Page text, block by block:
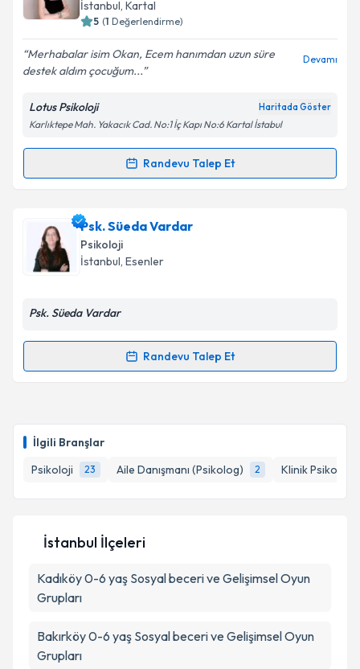
İlgili Branşlar
Psikoloji
23 Aile Danışmanı (Psikolog) 2 Klinik Psikolog
Kişisel verilerimin işlenmesine ilişkin
Aydınlatma
Metni'ni okudum ve kişisel verilerimin belirtilen
kapsamda işlenmesini kabul ediyorum.
İstanbul, Kartal
5 (1 Değerlendirme)
Merhabalar isim Okan, Ecem hanımdan uzun süre
destek aldım çocuğum...
Devamı
Lotus Psikoloji Haritada Göster
Karlıktepe Mah. Yakacık Cad. No:1 İç Kapı No:6 Kartal İstabul
Randevu Talep Et
Randevu Takvimi Talebi
Klinik Psikolog Ecem Sönmez Peçenek
randevu takvimi talebi oluşturun. Size bu uzmandan
randevu almanız için bir takvim hazırlandığında e-
posta ile bilgilendireceğiz.
Takvim Talebini Gönder
Psk. Süeda Vardar
Psikoloji
İstanbul, Esenler
Psk. Süeda Vardar
Randevu Talep Et
Randevu Takvimi Talebi
takvim hazırlandığında e-posta ile bilgilendireceğiz.
E-posta Adresiniz
Metni 'ni okudum ve kişisel verilerimin belirtilen
kapsamda işlenmesini kabul ediyorum.
Takvim Talebini Gönder
İstanbul İlçeleri
Kadıköy0-6 yaş Sosyal beceri ve Gelişimsel Oyun
Grupları
Bakırköy0-6 yaş Sosyal beceri ve Gelişimsel Oyun
Grupları